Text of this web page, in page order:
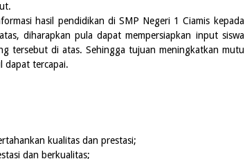
hasil pendidikan di SMP Negeri 1 Ciamis kepada
diharapkan pula dapat mempersiapkan input siswa
tersebut di atas. Sehingga tujuan meningkatkan mutu
dapat tercapai.
kualitas dan prestasi;
dan berkualitas;